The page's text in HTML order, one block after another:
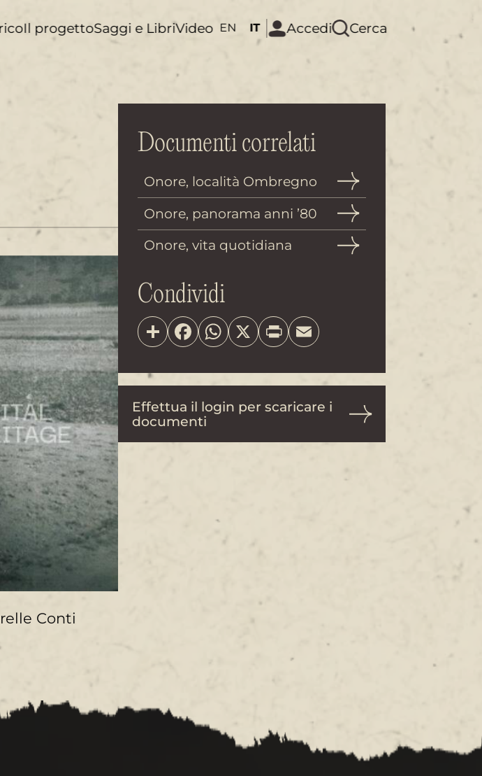
Il progettoSaggi e LibriVideo EN IT Accedi Cerca
Conti
Documenti correlati
Onore, località Ombregno
Onore, panorama anni ’80
Onore, vita quotidiana
Condividi
ShareFacebook
WhatsApp
X PrintEmail
Effettua il login per scaricare i
documenti